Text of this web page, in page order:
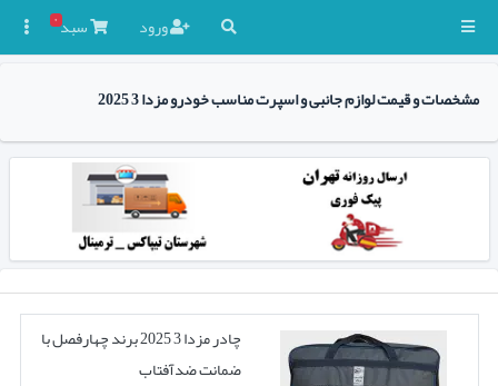
ورود سبد۰
مشخصات و قیمت لوازم جانبی و اسپرت مناسب خودرو مزدا 3 2025
چادر مزدا 3 2025 برند چهارفصل با
ضمانت ضدآفتاب